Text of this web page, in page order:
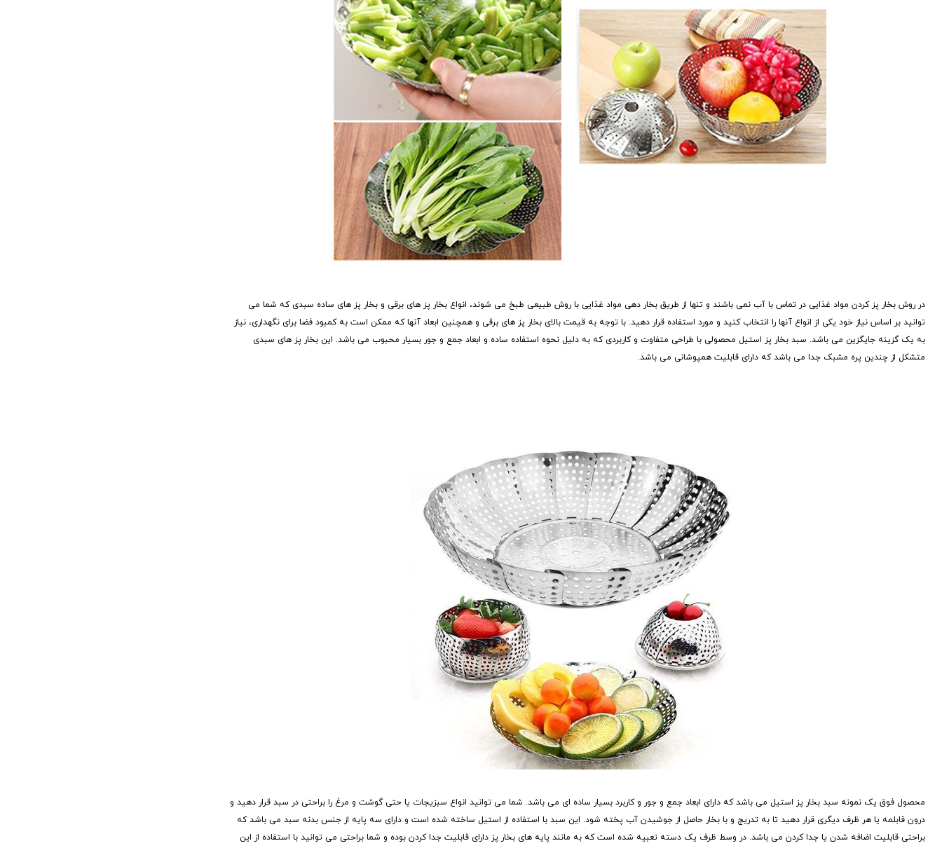
در روش بخار پز کردن مواد غذایی در تماس با آب نمی باشند و تنها از طریق بخار دهی مواد غذایی با روش طبیعی طبخ می شوند، انواع بخار پز های برقی و بخار پز های ساده سبدی که شما می
توانید بر اساس نیاز خود یکی از انواع آنها را انتخاب کنید و مورد استفاده قرار دهید. با توجه به قیمت بالای بخار پز های برقی و همچنین ابعاد آنها که ممکن است به کمبود فضا برای نگهداری، نیاز
به یک گزینه جایگزین می باشد. سبد بخار پز استیل محصولی با طراحی متفاوت و کاربردی که به دلیل نحوه استفاده ساده و ابعاد جمع و جور بسیار محبوب می باشد. این بخار پز های سبدی
متشکل از چندین پره مشبک جدا می باشد که دارای قابلیت همپوشانی می باشد.
محصول فوق یک نمونه سبد بخار پز استیل می باشد که دارای ابعاد جمع و جور و کاربرد بسیار ساده ای می باشد. شما می توانید انواع سبزیجات یا حتی گوشت و مرغ را براحتی در سبد قرار دهید و
درون قابلمه یا هر ظرف دیگری قرار دهید تا به تدریج و با بخار حاصل از جوشیدن آب پخته شود. این سبد با استفاده از استیل ساخته شده است و دارای سه پایه از جنس بدنه سبد می باشد که
براحتی قابلیت اضافه شدن یا جدا کردن می باشد. در وسط ظرف یک دسته تعبیه شده است که به مانند پایه های بخار پز دارای قابلیت جدا کردن بوده و شما براحتی می توانید با استفاده از این